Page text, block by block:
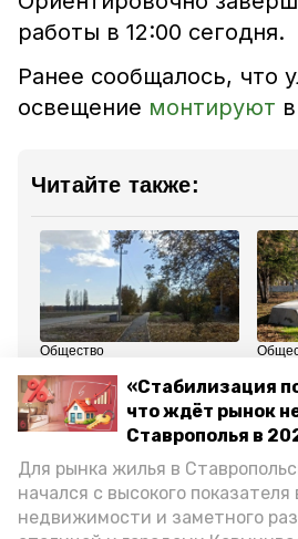
«Стабилизация
что ждёт рынок
Ставрополья в
Для рынка жилья в
начался с высокого показателя
недвижимости и заметного
работы в 12:00 сегодня.
Ранее сообщалось, что
освещение монтируют
Читайте также:
Общество
Завершён ремонт дорог
в двух посёлках
Ставрополья
Все новости